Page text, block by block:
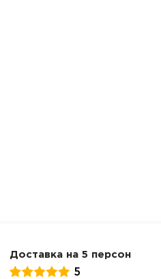
Доставка на 5 персон
5